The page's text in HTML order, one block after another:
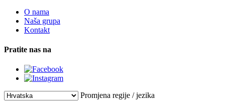
O nama
Naša grupa
Kontakt
Pratite nas na
Promjena regije / jezika